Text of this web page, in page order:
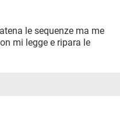
le sequenze ma me
mi legge e ripara le